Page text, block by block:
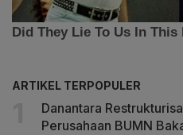
ARTIKEL TERPOPULER
Danantara
Perusahaan BUMN